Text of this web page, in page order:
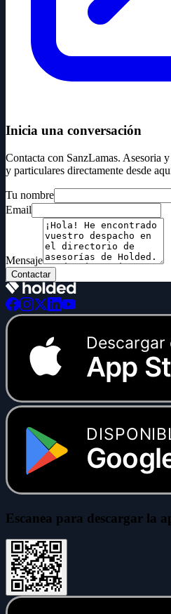
Inicia una conversación
Contacta con SanzLamas. Asesoria
y particulares directamente desde
Tu nombre
Email
Mensaje
Contactar
Descargar
App
Escanea para descargar la